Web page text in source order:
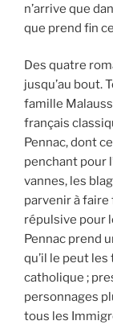
n’arrive que
que prend fin
Des quatre
jusqu’au bout.
famille
français
Pennac, dont
penchant pour
vannes, les
parvenir à
répulsive pour
Pennac prend
qu’il le peut
catholique ;
personnages
tous les